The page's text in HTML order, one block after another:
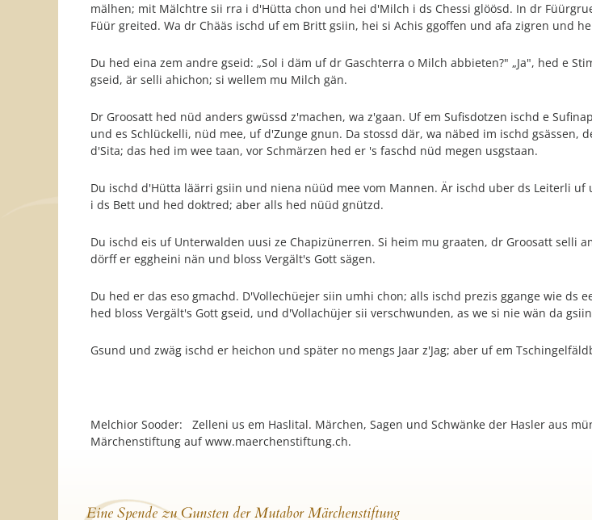
mälhen; mit Mälchtre sii rra i d'Hütta chon und hei d'Milch i ds Chessi glöösd. In dr
Füür greited. Wa dr Chääs ischd uf em Britt gsiin, hei si Achis ggoffen und afa zigren und
Du hed eina zem andre gseid: „Sol i däm uf dr Gaschterra o Milch abbieten?" „Ja", hed e
gseid, är selli ahichon; si wellem mu Milch gän.
Dr Groosatt hed nüd anders gwüssd z'machen, wa z'gaan. Uf em Sufisdotzen ischd e
und es Schlückelli, nüd mee, uf d'Zunge gnun. Da stossd där, wa näbed im ischd
d'Sita; das hed im wee taan, vor Schmärzen hed er 's faschd nüd megen usgstaan.
Du ischd d'Hütta läärri gsiin und niena nüüd mee vom Mannen. Är ischd uber ds Leiterli
i ds Bett und hed doktred; aber alls hed nüüd gnützd.
Du ischd eis uf Unterwalden uusi ze Chapizünerren. Si heim mu graaten, dr Groosatt selli
dörff er eggheini nän und bloss Vergält's Gott sägen.
Du hed er das eso gmachd. D'Vollechüejer siin umhi chon; alls ischd prezis ggange wie
hed bloss Vergält's Gott gseid, und d'Vollachüjer sii verschwunden, as we si nie wän da
Gsund und zwäg ischd er heichon und später no mengs Jaar z'Jag; aber uf em
Melchior Sooder: Zelleni us em Haslital. Märchen, Sagen und Schwänke der Hasler aus
Märchenstiftung auf www.maerchenstiftung.ch.
Eine Spende zu Gunsten der Mutabor Märchenstiftung